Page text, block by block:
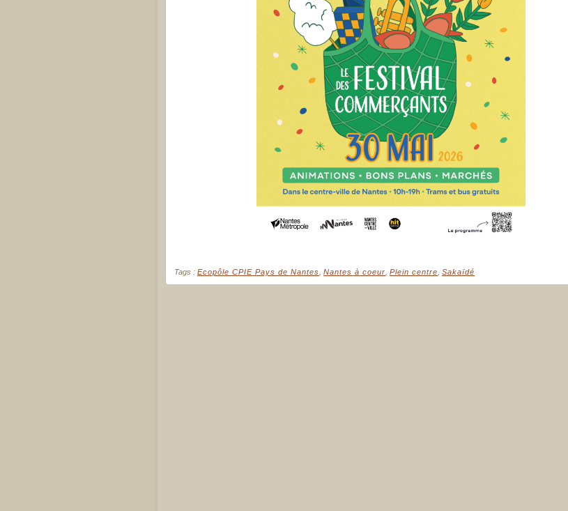
Tags : Ecopôle CPIE Pays de Nantes Nantes à coeur Plein centre Sakaïdé